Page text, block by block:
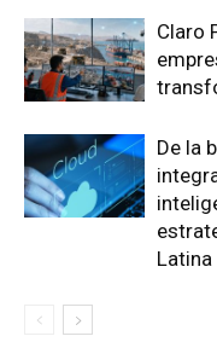
Claro
De la
Latina